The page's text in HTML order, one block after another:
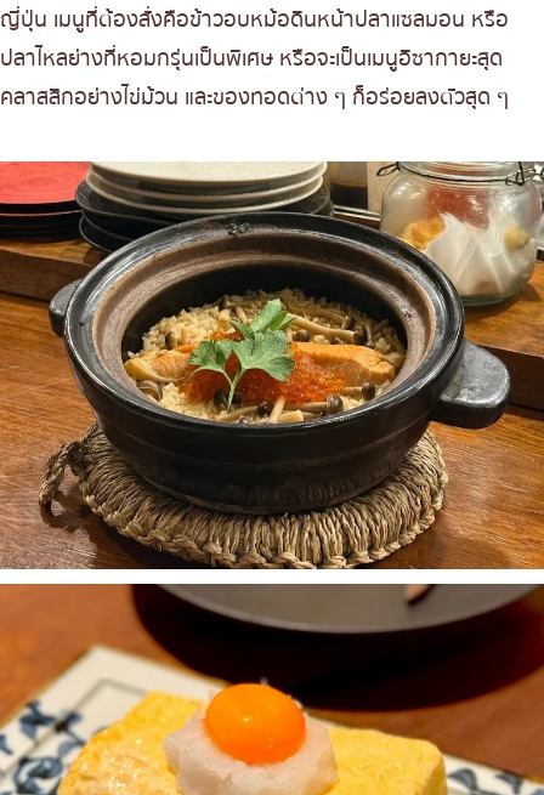
ญี่ปุ่น เมนูที่ต้องสั่งคือข้าวอบหม้อดินหน้าปลาแซลมอน หรือ
ปลาไหลย่างที่หอมกรุ่นเป็นพิเศษ หรือจะเป็นเมนูอิซากายะสุด
คลาสสิกอย่างไข่ม้วน และของทอดต่าง ๆ ก็อร่อยลงตัวสุด ๆ